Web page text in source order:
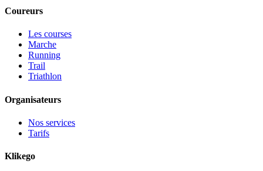
Coureurs
Les courses
Marche
Running
Trail
Triathlon
Organisateurs
Nos services
Tarifs
Klikego